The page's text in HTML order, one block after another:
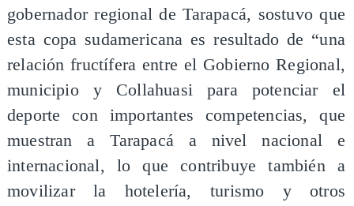
gobernador regional de Tarapacá, sostuvo que
esta copa sudamericana es resultado de “una
relación fructífera entre el Gobierno Regional,
municipio y Collahuasi para potenciar el
deporte con importantes competencias, que
muestran a Tarapacá a nivel nacional e
internacional, lo que contribuye también a
movilizar la hotelería, turismo y otros